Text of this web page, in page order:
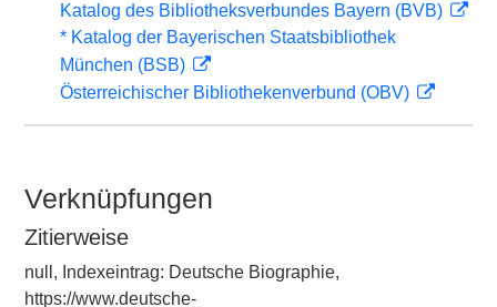
Katalog des Bibliotheksverbundes Bayern (BVB)
* Katalog der Bayerischen Staatsbibliothek
München (BSB)
Österreichischer Bibliothekenverbund (OBV)
Verknüpfungen
Zitierweise
null, Indexeintrag: Deutsche Biographie,
https://www.deutsche-